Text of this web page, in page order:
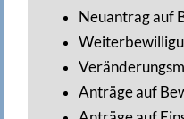
Neuantrag auf
Anträge auf